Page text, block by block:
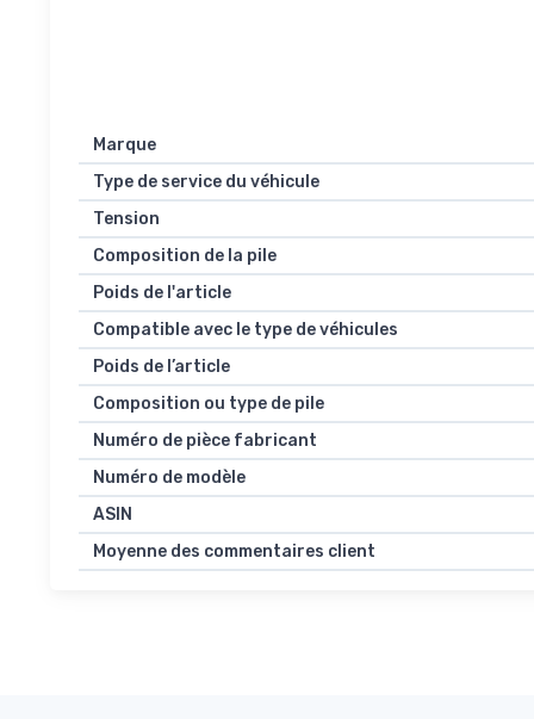
Marque
Type de service du véhicule
Tension
Composition de la pile
Poids de l'article
Compatible avec le type de véhicules
Poids de l’article
Composition ou type de pile
Numéro de pièce fabricant
Numéro de modèle
ASIN
Moyenne des commentaires client